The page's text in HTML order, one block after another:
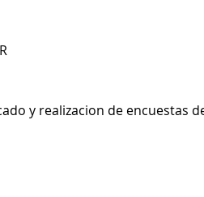
y realizacion de encuestas